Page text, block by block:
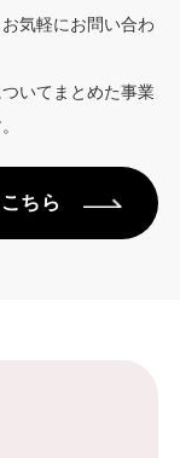
気軽にお問い合わ
いてまとめた事業
ちら